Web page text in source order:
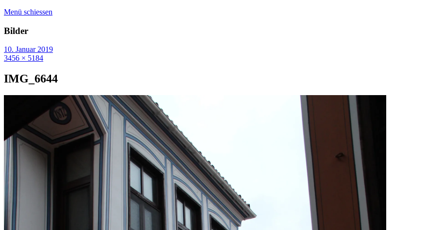
Menü schiessen
Bilder
10. Januar 2019
3456 × 5184
IMG_6644